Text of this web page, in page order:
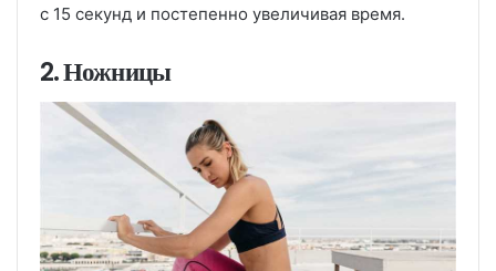
с 15 секунд и постепенно увеличивая время.
2. Ножницы